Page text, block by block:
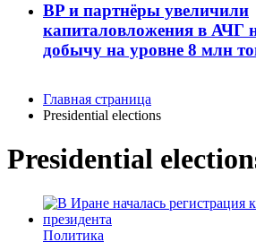
BP и партнёры увеличили
капиталовложения в АЧГ
добычу на уровне 8 млн
Главная страница
Presidential elections
Presidential
Политика